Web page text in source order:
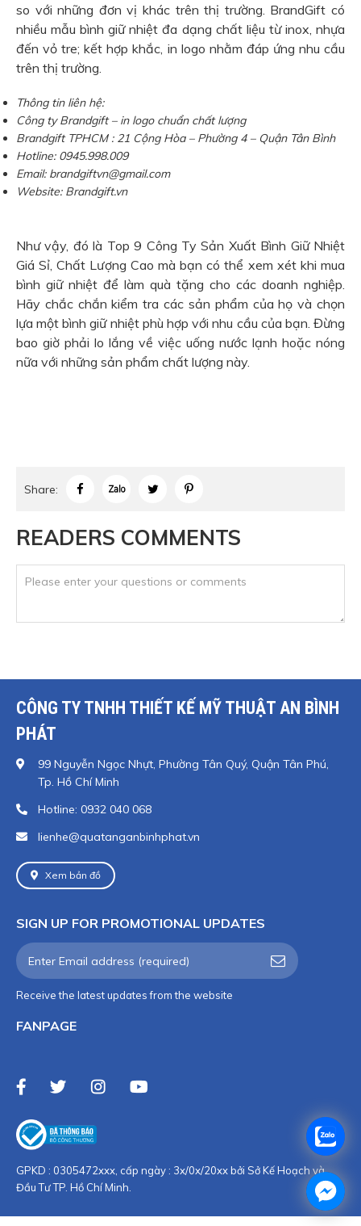
so với những đơn vị khác trên thị trường. BrandGift có
nhiều mẫu bình giữ nhiệt đa dạng chất liệu từ inox, nhựa
đến vỏ tre; kết hợp khắc, in logo nhằm đáp ứng nhu cầu
trên thị trường.
Thông tin liên hệ:
Công ty Brandgift – in logo chuẩn chất lượng
Brandgift TPHCM : 21 Cộng Hòa – Phường 4 – Quận Tân Bình
Hotline: 0945.998.009
Email: brandgiftvn@gmail.com
Website: Brandgift.vn
Như vậy, đó là Top 9 Công Ty Sản Xuất Bình Giữ Nhiệt
Giá Sỉ, Chất Lượng Cao mà bạn có thể xem xét khi mua
bình giữ nhiệt để làm quà tặng cho các doanh nghiệp.
Hãy chắc chắn kiểm tra các sản phẩm của họ và chọn
lựa một bình giữ nhiệt phù hợp với nhu cầu của bạn. Đừng
bao giờ phải lo lắng về việc uống nước lạnh hoặc nóng
nữa với những sản phẩm chất lượng này.
Share:
READERS COMMENTS
CÔNG TY TNHH THIẾT KẾ MỸ THUẬT AN BÌNH
PHÁT
99 Nguyễn Ngọc Nhựt, Phường Tân Quý, Quận Tân Phú,
Tp. Hồ Chí Minh
Hotline: 0932 040 068
lienhe@quatanganbinhphat.vn
Xem bản đồ
SIGN UP FOR PROMOTIONAL UPDATES
Receive the latest updates from the website
FANPAGE
GPKD : 0305472xxx, cấp ngày : 3x/0x/20xx bởi Sở Kế Hoạch và
Đầu Tư TP. Hồ Chí Minh.